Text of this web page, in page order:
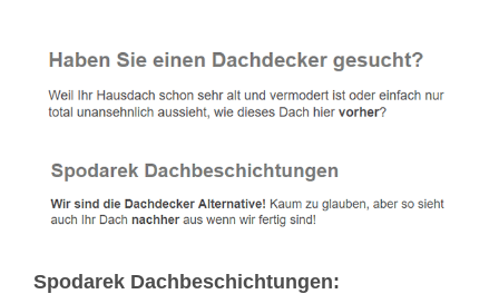
Spodarek Dachbeschichtungen: